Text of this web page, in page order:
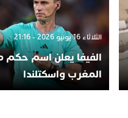
الثلاثاء 16 يونيو 2026 - 21:16
الفيفا يعلن اسم حكم
المغرب واسكتلندا